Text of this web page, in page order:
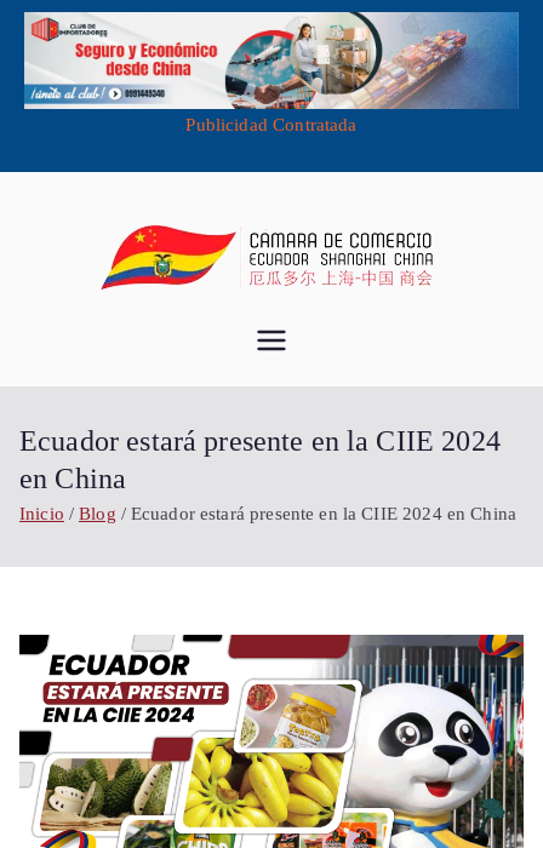
Publicidad Contratada
Comercio
Importa desde China - Compra en
Ecuador estará presente en la CIIE 2024
en China
Inicio Blog Ecuador estará presente en la CIIE 2024 en China